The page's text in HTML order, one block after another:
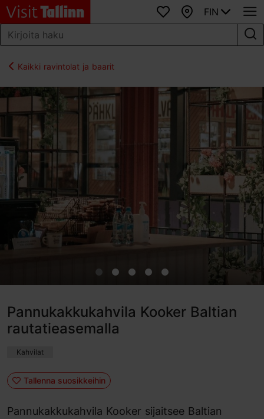
SuosikitKartta
FIN
Kaikki ravintolat ja baarit
Pannukakkukahvila Kooker Baltian
rautatieasemalla
Kahvilat
Tallenna suosikkeihin
Pannukakkukahvila Kooker sijaitsee Baltian